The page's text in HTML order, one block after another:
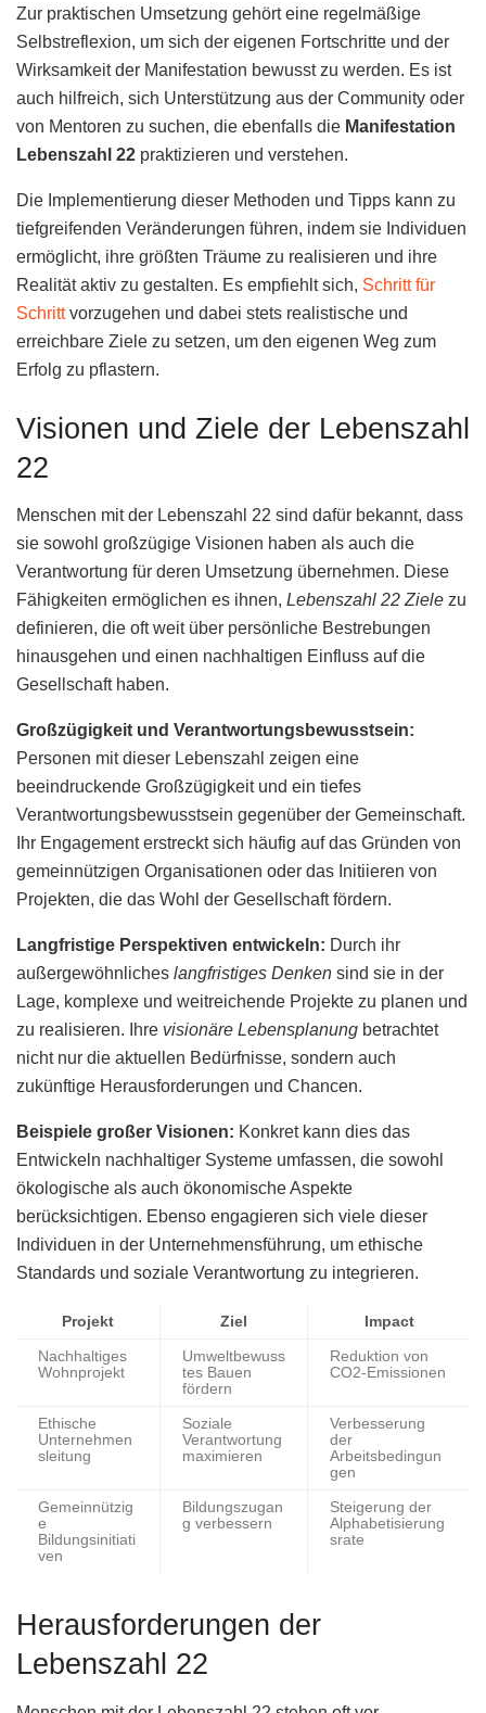
Zur praktischen Umsetzung gehört eine regelmäßige
Selbstreflexion, um sich der eigenen Fortschritte und der
Wirksamkeit der Manifestation bewusst zu werden. Es ist
auch hilfreich, sich Unterstützung aus der Community oder
von Mentoren zu suchen, die ebenfalls die Manifestation
Lebenszahl 22 praktizieren und verstehen.
Die Implementierung dieser Methoden und Tipps kann zu
tiefgreifenden Veränderungen führen, indem sie Individuen
ermöglicht, ihre größten Träume zu realisieren und ihre
Realität aktiv zu gestalten. Es empfiehlt sich, Schritt für
Schrittvorzugehen und dabei stets realistische und
erreichbare Ziele zu setzen, um den eigenen Weg zum
Erfolg zu pflastern.
Visionen und Ziele der Lebenszahl
22
Menschen mit der Lebenszahl 22 sind dafür bekannt, dass
sie sowohl großzügige Visionen haben als auch die
Verantwortung für deren Umsetzung übernehmen. Diese
Fähigkeiten ermöglichen es ihnen, Lebenszahl 22 Ziele zu
definieren, die oft weit über persönliche Bestrebungen
hinausgehen und einen nachhaltigen Einfluss auf die
Gesellschaft haben.
Großzügigkeit und Verantwortungsbewusstsein:
Personen mit dieser Lebenszahl zeigen eine
beeindruckende Großzügigkeit und ein tiefes
Verantwortungsbewusstsein gegenüber der Gemeinschaft.
Ihr Engagement erstreckt sich häufig auf das Gründen von
gemeinnützigen Organisationen oder das Initiieren von
Projekten, die das Wohl der Gesellschaft fördern.
Langfristige Perspektiven entwickeln: Durch ihr
außergewöhnliches langfristiges Denken sind sie in der
Lage, komplexe und weitreichende Projekte zu planen und
zu realisieren. Ihre visionäre Lebensplanung betrachtet
nicht nur die aktuellen Bedürfnisse, sondern auch
zukünftige Herausforderungen und Chancen.
Beispiele großer Visionen: Konkret kann dies das
Entwickeln nachhaltiger Systeme umfassen, die sowohl
ökologische als auch ökonomische Aspekte
berücksichtigen. Ebenso engagieren sich viele dieser
Individuen in der Unternehmensführung, um ethische
Standards und soziale Verantwortung zu integrieren.
Projekt Ziel Impact
Nachhaltiges
Wohnprojekt
Umweltbewuss
tes Bauen
fördern
Reduktion von
CO2-Emissionen
Ethische
Unternehmen
sleitung
Soziale
Verantwortung
maximieren
Verbesserung
der
Arbeitsbedingun
gen
Gemeinnützig
e
Bildungsinitiati
ven
Bildungszugan
g verbessern
Steigerung der
Alphabetisierung
srate
Herausforderungen der
Lebenszahl 22